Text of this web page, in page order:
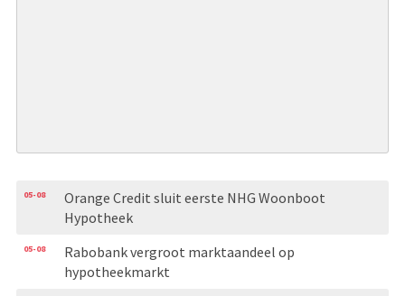
05-08
Orange Credit sluit eerste NHG Woonboot
Hypotheek
05-08
Rabobank vergroot marktaandeel op
hypotheekmarkt